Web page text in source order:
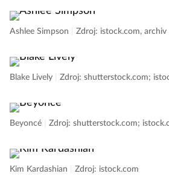
Ashlee Simpson Zdroj: istock.com, archiv
Blake Lively Zdroj: shutterstock.com;
Beyoncé Zdroj: shutterstock.com;
Kim Kardashian Zdroj: istock.com